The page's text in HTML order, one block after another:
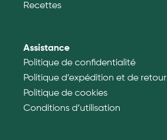
Recettes
Assistance
Politique de confidentialité
Politique d’expédition et de retour
Politique de cookies
Conditions d’utilisation